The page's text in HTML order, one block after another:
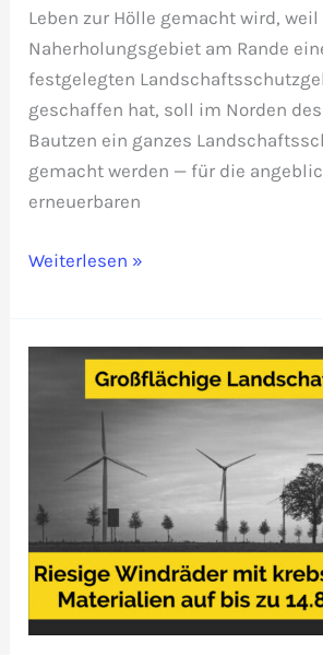
Leben zur Hölle gemacht wird, weil
Naherholungsgebiet am Rande
festgelegten
geschaffen hat, soll im Norden
Bautzen ein ganzes
gemacht werden — für die
erneuerbaren
Riesen-
Mulkwitzer
Hochkippen
Weiterlesen »